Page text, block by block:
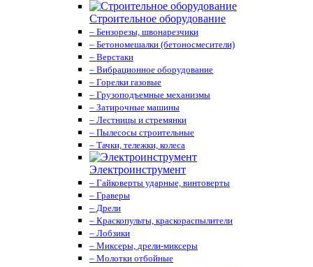
Строительное оборудование
– Бензорезы, швонарезчики
– Бетономешалки (бетоносмесители)
– Верстаки
– Вибрационное оборудование
– Горелки газовые
– Грузоподъемные механизмы
– Затирочные машины
– Лестницы и стремянки
– Пылесосы строительные
– Тачки, тележки, колеса
Электроинструмент
– Гайковерты ударные, винтоверты
– Граверы
– Дрели
– Краскопульты, краскораспылители
– Лобзики
– Миксеры, дрели-миксеры
– Молотки отбойные